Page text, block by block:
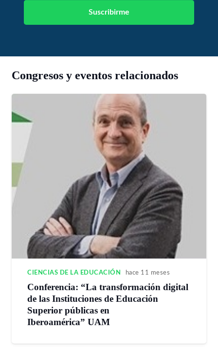
Congresos y eventos relacionados
CIENCIAS DE LA EDUCACIÓN hace 11 meses
Conferencia: “La transformación digital
de las Instituciones de Educación
Superior públicas en
Iberoamérica” UAM